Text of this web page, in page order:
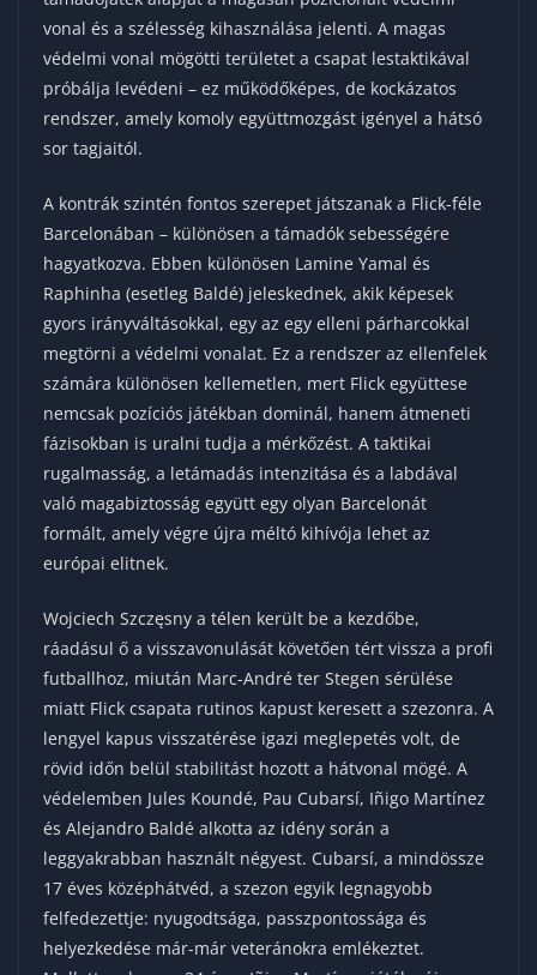
vonal és a szélesség kihasználása jelenti. A magas
védelmi vonal mögötti területet a csapat lestaktikával
próbálja levédeni – ez működőképes, de kockázatos
rendszer, amely komoly együttmozgást igényel a hátsó
sor tagjaitól.
A kontrák szintén fontos szerepet játszanak a Flick-féle
Barcelonában – különösen a támadók sebességére
hagyatkozva. Ebben különösen Lamine Yamal és
Raphinha (esetleg Baldé) jeleskednek, akik képesek
gyors irányváltásokkal, egy az egy elleni párharcokkal
megtörni a védelmi vonalat. Ez a rendszer az ellenfelek
számára különösen kellemetlen, mert Flick együttese
nemcsak pozíciós játékban dominál, hanem átmeneti
fázisokban is uralni tudja a mérkőzést. A taktikai
rugalmasság, a letámadás intenzitása és a labdával
való magabiztosság együtt egy olyan Barcelonát
formált, amely végre újra méltó kihívója lehet az
európai elitnek.
Wojciech Szczęsny a télen került be a kezdőbe,
ráadásul ő a visszavonulását követően tért vissza a profi
futballhoz, miután Marc-André ter Stegen sérülése
miatt Flick csapata rutinos kapust keresett a szezonra. A
lengyel kapus visszatérése igazi meglepetés volt, de
rövid időn belül stabilitást hozott a hátvonal mögé. A
védelemben Jules Koundé, Pau Cubarsí, Iñigo Martínez
és Alejandro Baldé alkotta az idény során a
leggyakrabban használt négyest. Cubarsí, a mindössze
17 éves középhátvéd, a szezon egyik legnagyobb
felfedezettje: nyugodtsága, passzpontossága és
helyezkedése már-már veteránokra emlékeztet.